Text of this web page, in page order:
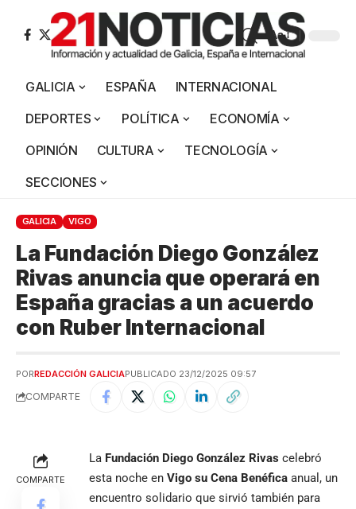
Aa
GALICIA ESPAÑA
INTERNACIONAL
DEPORTES
POLÍTICA
ECONOMÍA
OPINIÓN
CULTURA
TECNOLOGÍA
SECCIONES
GALICIA VIGO
La Fundación Diego González
Rivas anuncia que operará en
España gracias a un acuerdo
con Ruber Internacional
PORREDACCIÓN GALICIAPUBLICADO 23/12/2025 09:57
COMPARTE
COMPARTE
La Fundación Diego González Rivas celebró
esta noche en Vigo su Cena Benéfica anual, un
encuentro solidario que sirvió también para